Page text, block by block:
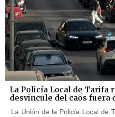
La Policía Local de Tarifa
desvincule del caos fuera
La Unión de la Policía Local de